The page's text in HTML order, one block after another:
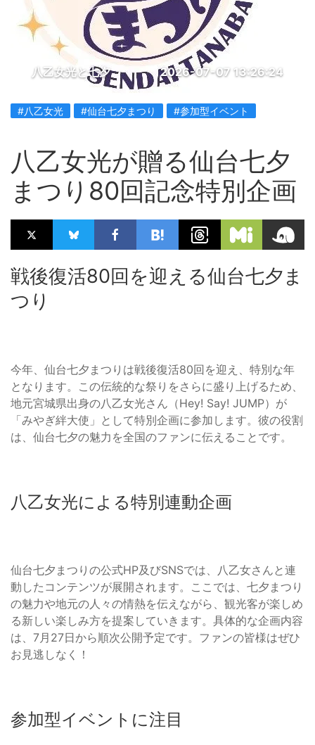
八乙女光と七夕 2026-07-07 13:26:24
#八乙女光 #仙台七夕まつり #参加型イベント
八乙女光が贈る仙台七夕
まつり80回記念特別企画
戦後復活80回を迎える仙台七夕ま
つり
今年、仙台七夕まつりは戦後復活80回を迎え、特別な年
となります。この伝統的な祭りをさらに盛り上げるため、
地元宮城県出身の八乙女光さん（Hey! Say! JUMP）が
「みやぎ絆大使」として特別企画に参加します。彼の役割
は、仙台七夕の魅力を全国のファンに伝えることです。
八乙女光による特別連動企画
仙台七夕まつりの公式HP及びSNSでは、八乙女さんと連
動したコンテンツが展開されます。ここでは、七夕まつり
の魅力や地元の人々の情熱を伝えながら、観光客が楽しめ
る新しい楽しみ方を提案していきます。具体的な企画内容
は、7月27日から順次公開予定です。ファンの皆様はぜひ
お見逃しなく！
参加型イベントに注目